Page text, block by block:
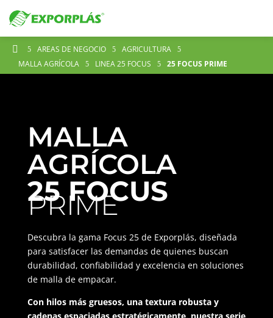
 5 AREAS DE NEGOCIO 5 AGRICULTURA 5
MALLA AGRÍCOLA 5 LINEA 25 FOCUS 5 25 FOCUS PRIME
MALLA
AGRÍCOLA
25 FOCUS
PRIME
Descubra la gama Focus 25 de Exporplás, diseñada
para satisfacer las demandas de quienes buscan
durabilidad, confiabilidad y excelencia en soluciones
de malla de empacar.
Con hilos más gruesos, una textura robusta y